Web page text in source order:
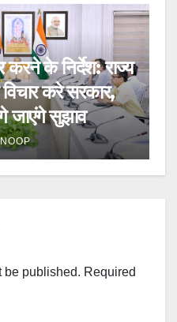
करने के निर्देश: राज्य
करे सरकार,
जाएंगे सुझाव
be published. Required